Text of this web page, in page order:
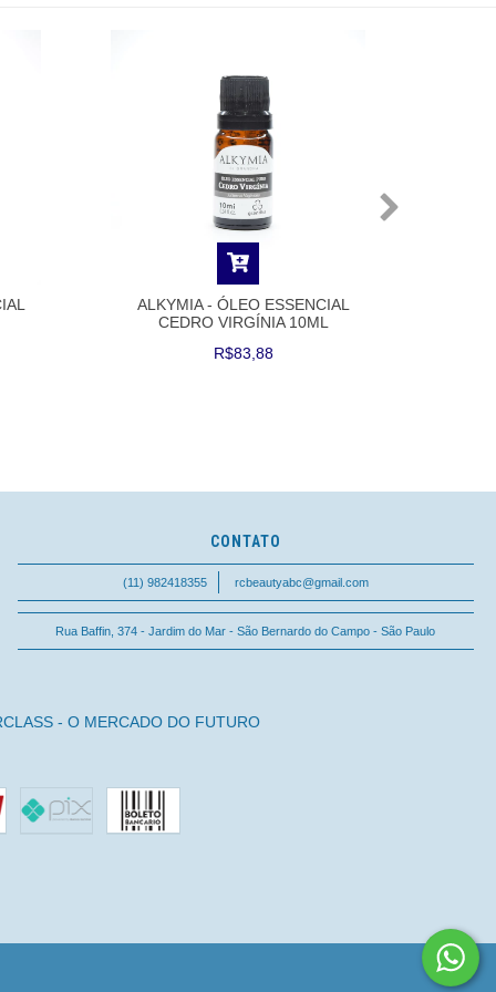
ALKYMIA - ÓLEO ESSENCIAL
CEDRO VIRGÍNIA 10ML
R$83,88
CONTATO
(11) 982418355 rcbeautyabc@gmail.com
Rua Baffin, 374 - Jardim do Mar - São Bernardo do Campo - São Paulo
- O MERCADO DO FUTURO